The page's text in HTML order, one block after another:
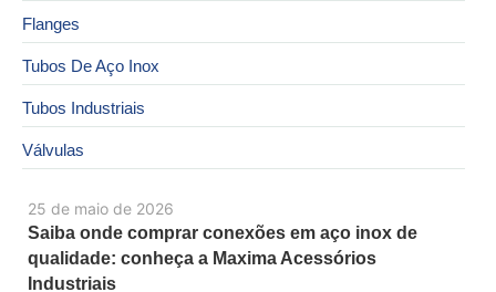
25 de maio de 2026
Saiba onde comprar conexões em aço inox de
qualidade: conheça a Maxima Acessórios
Industriais
Flanges
Tubos De Aço Inox
Tubos Industriais
Válvulas